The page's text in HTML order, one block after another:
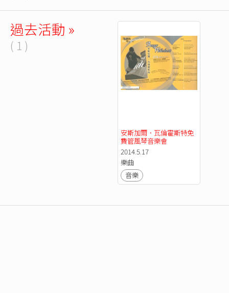
過去活動 »
( 1 )
安斯加爾．瓦倫霍斯特免
費管風琴音樂會
2014.5.17
樂曲
音樂